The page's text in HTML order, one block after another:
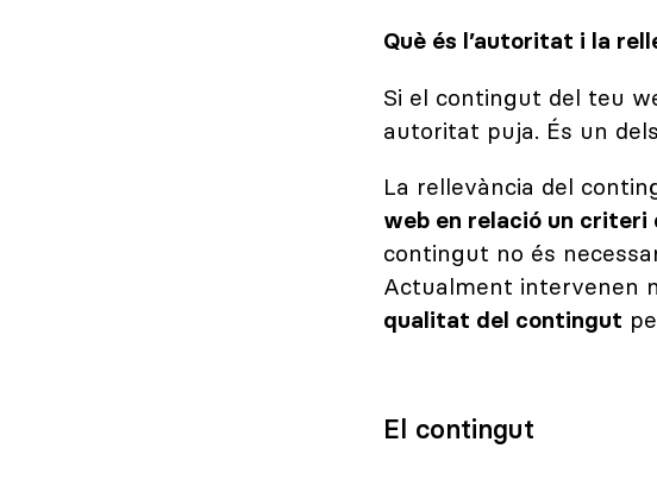
Què és l’autoritat i la
Si el contingut del teu
autoritat puja. És un dels
La rellevància del
web en relació un criteri
contingut no és
Actualment intervenen
qualitat del contingut
El contingut